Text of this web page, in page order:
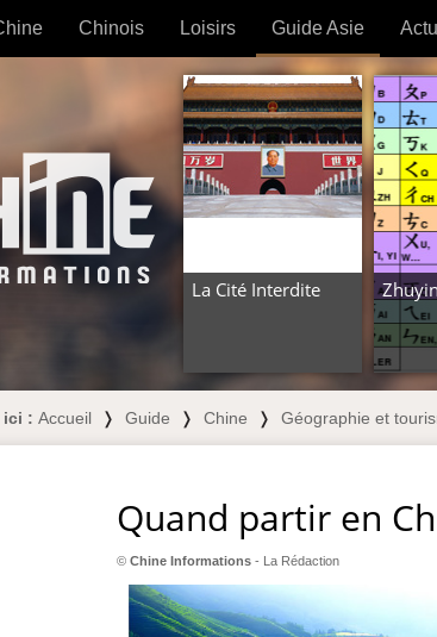
voyageurs
médicinales
Chinois
Grammaire
Traducteur
Exos & Flashcards
+50 Outils
Loisirs
Prénom
Signe
Tatouage
PLUS (24 OUTILS) »
Guide Asie
La Cité Interdite Zhuyin
ici : Accueil ❭ Guide ❭ Chine ❭ Géographie et
Quand partir en
© Chine Informations - La Rédaction